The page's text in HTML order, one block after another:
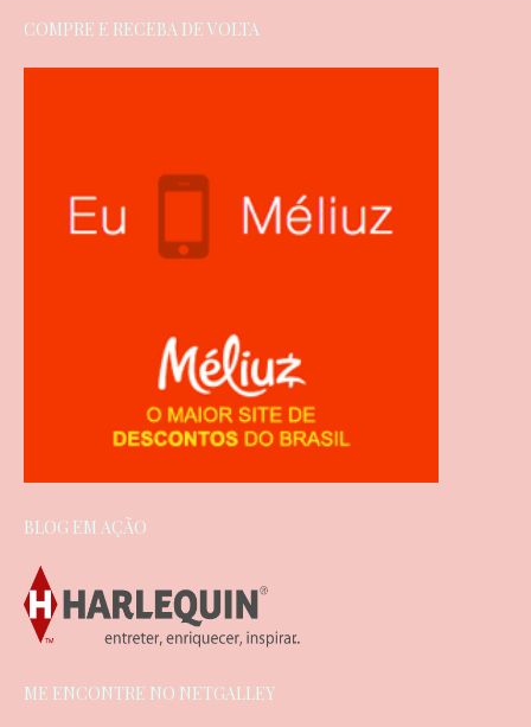
COMPRE E RECEBA DE VOLTA
BLOG EM AÇÃO
ME ENCONTRE NO NETGALLEY